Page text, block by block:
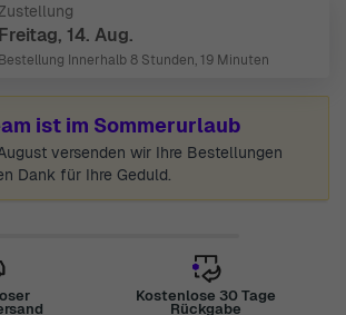
Freitag, 14. Aug.
Bestellung Innerhalb8 Stunden, 19 Minuten
ist im Sommerurlaub
versenden wir Ihre Bestellungen
Dank für Ihre Geduld.
Kostenlose 30 Tage
Rückgabe